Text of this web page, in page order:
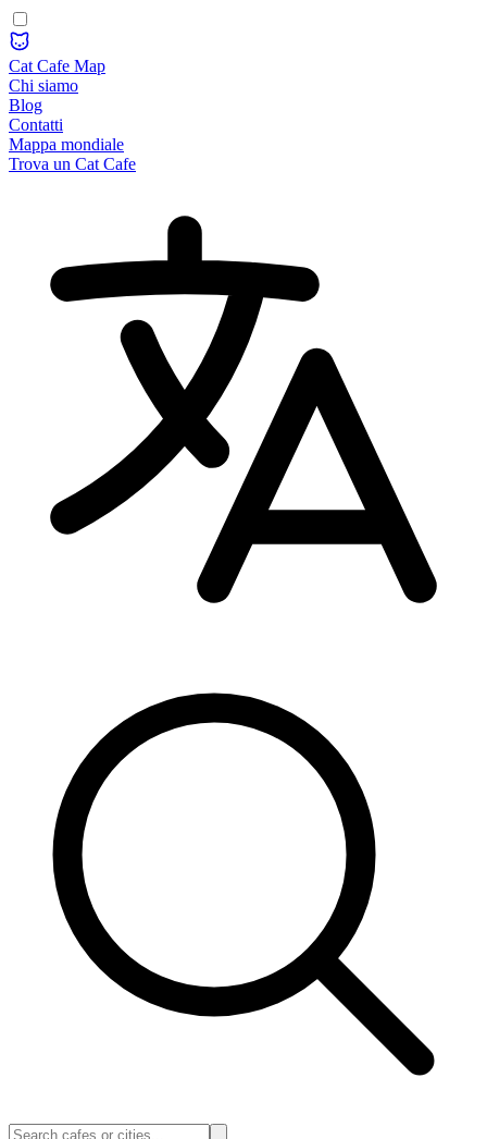
Cat Cafe Map
Chi siamo
Blog
Contatti
Mappa mondiale
Trova un Cat Cafe